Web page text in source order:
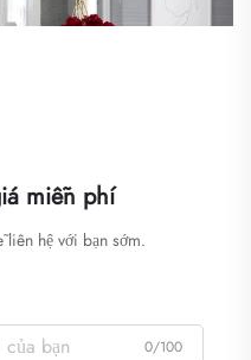
miễn phí
hệ với bạn sớm.
0/100